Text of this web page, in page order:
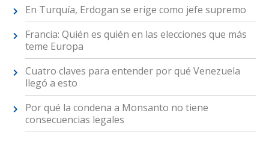
En Turquía, Erdogan se erige como jefe supremo
Francia: Quién es quién en las elecciones que más
teme Europa
Cuatro claves para entender por qué Venezuela
llegó a esto
Por qué la condena a Monsanto no tiene
consecuencias legales